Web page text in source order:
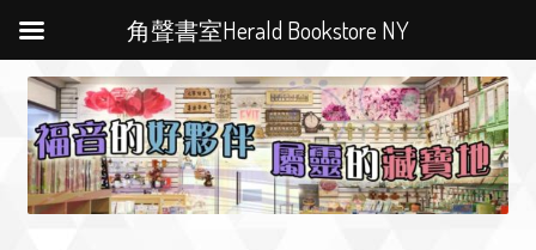
角聲書室Herald Bookstore NY